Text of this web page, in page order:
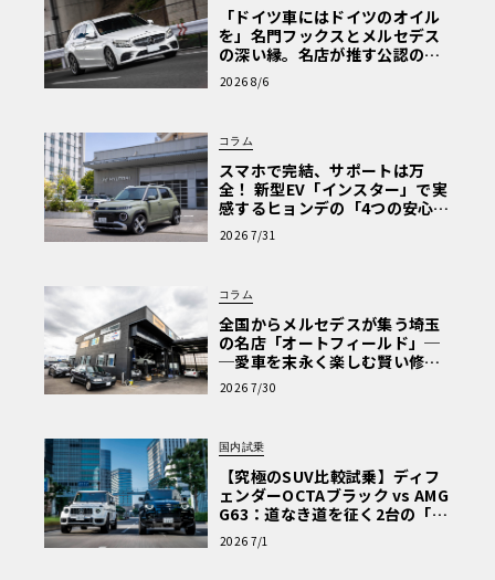
「ドイツ車にはドイツのオイル
を」名門フックスとメルセデス
の深い縁。名店が推す公認の安
心と、Cクラスで味わうシルキー
な走り〈PR〉
2026 8/6
コラム
スマホで完結、サポートは万
全！ 新型EV「インスター」で実
感するヒョンデの「4つの安心」
【第1回・ヒョンデ6つの疑問：
Why? Hyundai?】〈PR〉
2026 7/31
コラム
全国からメルセデスが集う埼玉
の名店「オートフィールド」─
─愛車を末永く楽しむ賢い修理
術と、プロがフックス製オイル
を選ぶ理由〈PR〉
2026 7/30
国内試乗
【究極のSUV比較試乗】ディフ
ェンダーOCTAブラック vs AMG
G63：道なき道を征く2台の「対
極的アプローチ」
2026 7/1